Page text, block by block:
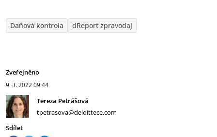
Daňová kontrola dReport zpravodaj
Zveřejněno
9. 3. 202209:44
Tereza Petrášová
tpetrasova@deloittece.com
Sdílet